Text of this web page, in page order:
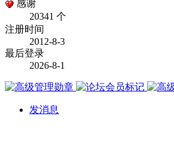
感谢
20341 个
注册时间
2012-8-3
最后登录
2026-8-1
发消息